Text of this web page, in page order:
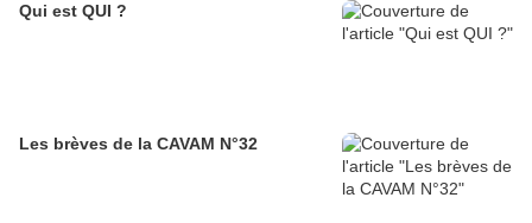
Qui est QUI ?
Les brèves de la CAVAM N°32